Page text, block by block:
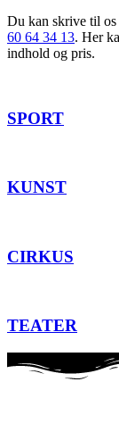
Du kan skrive til os
60 64 34 13. Her
indhold og pris.
SPORT
KUNST
CIRKUS
TEATER